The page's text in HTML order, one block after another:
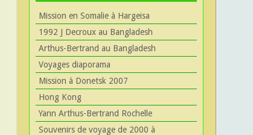
Mission en Somalie à Hargeisa
1992 J Decroux au Bangladesh
Arthus-Bertrand au Bangladesh
Voyages diaporama
Mission à Donetsk 2007
Hong Kong
Yann Arthus-Bertrand Rochelle
Souvenirs de voyage de 2000 à